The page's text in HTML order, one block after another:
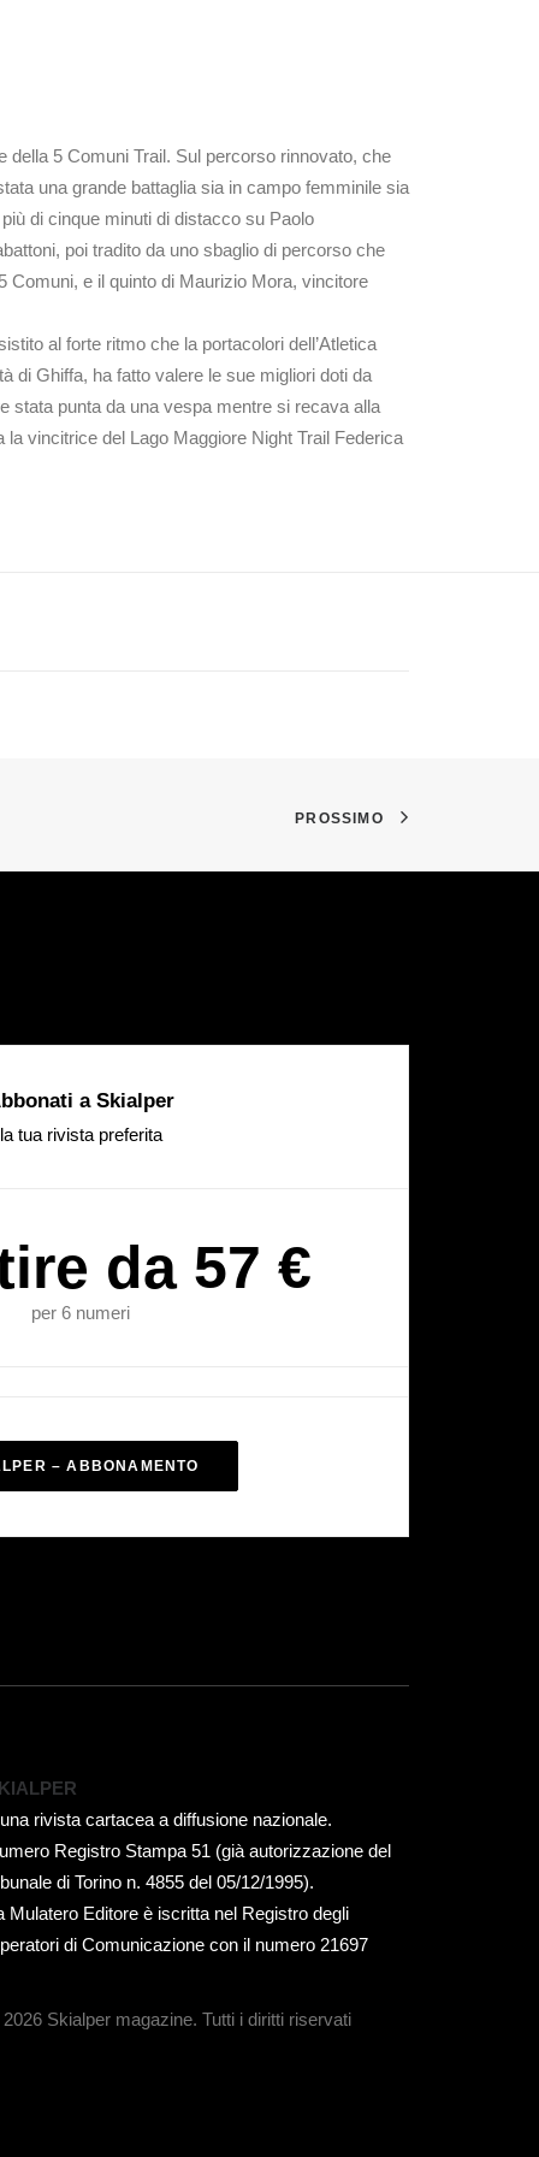
della 5 Comuni Trail. Sul percorso rinnovato, che
una grande battaglia sia in campo femminile sia
di cinque minuti di distacco su Paolo
poi tradito da uno sbaglio di percorso che
Comuni, e il quinto di Maurizio Mora, vincitore
al forte ritmo che la portacolori dell’Atletica
di Ghiffa, ha fatto valere le sue migliori doti da
stata punta da una vespa mentre si recava alla
vincitrice del Lago Maggiore Night Trail Federica
PROSSIMO
a Skialper
la tua rivista preferita
da 57 €
per 6 numeri
– ABBONAMENTO
rivista cartacea a diffusione nazionale.
Registro Stampa 51 (già autorizzazione del
di Torino n. 4855 del 05/12/1995).
Mulatero Editore è iscritta nel Registro degli
di Comunicazione con il numero 21697
Skialper magazine. Tutti i diritti riservati